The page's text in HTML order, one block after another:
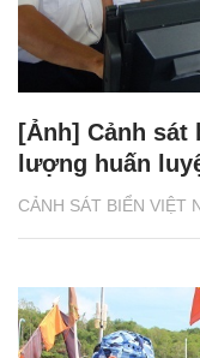
CẢNH SÁT BIỂN VIỆT
[Ảnh] Cảnh sát
lượng huấn